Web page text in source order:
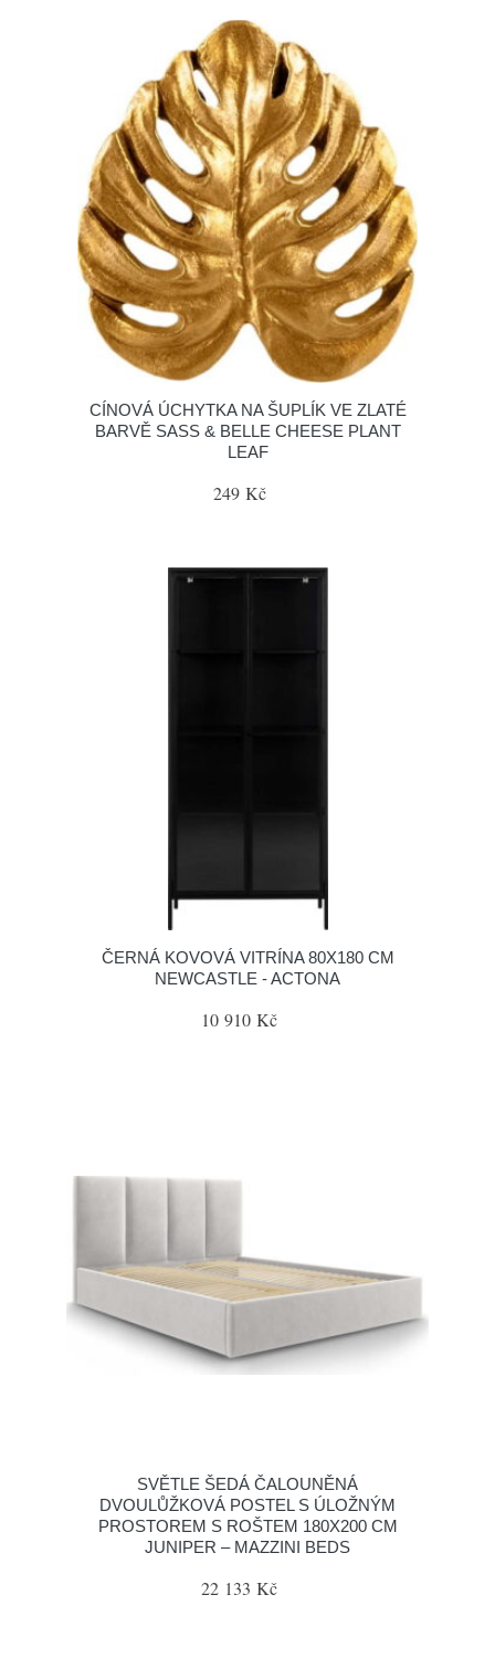
CÍNOVÁ ÚCHYTKA NA ŠUPLÍK VE ZLATÉ
BARVĚ SASS & BELLE CHEESE PLANT
LEAF
249 Kč
ČERNÁ KOVOVÁ VITRÍNA 80X180 CM
NEWCASTLE - ACTONA
10 910 Kč
SVĚTLE ŠEDÁ ČALOUNĚNÁ
DVOULŮŽKOVÁ POSTEL S ÚLOŽNÝM
PROSTOREM S ROŠTEM 180X200 CM
JUNIPER – MAZZINI BEDS
22 133 Kč